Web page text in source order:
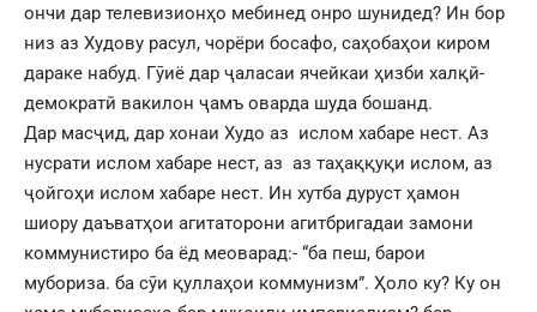
ончи дар телевизионҳо мебинед онро шунидед? Ин бор
низ аз Худову расул, чорёри босафо, саҳобаҳои киром
дараке набуд. Гӯиё дар ҷаласаи ячейкаи ҳизби халқӣ-
демократӣ вакилон ҷамъ оварда шуда бошанд.
Дар масҷид, дар хонаи Худо аз ислом хабаре нест. Аз
нусрати ислом хабаре нест, аз аз таҳаққуқи ислом, аз
ҷойгоҳи ислом хабаре нест. Ин хутба дуруст ҳамон
шиору даъватҳои агитаторони агитбригадаи замони
коммунистиро ба ёд меоварад:- “ба пеш, барои
мубориза. ба сӯи қуллаҳои коммунизм”. Ҳоло ку? Ку он